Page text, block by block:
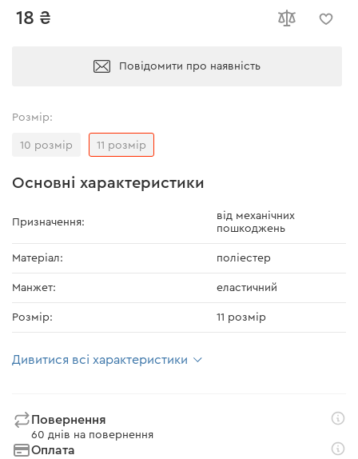
18 ₴
Повідомити про наявність
Розмір:
10 розмір 11 розмір
Основні характеристики
Призначення:
від механічних
пошкоджень
Матеріал: поліестер
Манжет: еластичний
Розмір: 11 розмір
Дивитися всі характеристики
Повернення
60 днів на повернення
Оплата